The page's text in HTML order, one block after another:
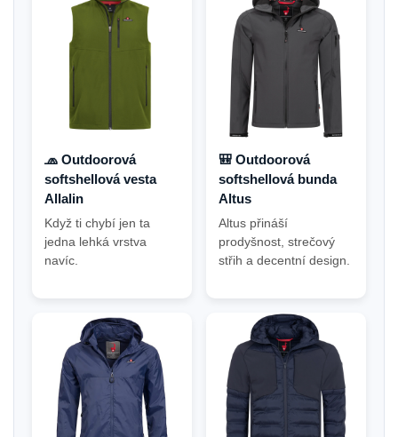
🧢 Outdoorová
softshellová vesta
Allalin
Když ti chybí jen ta
jedna lehká vrstva
navíc.
🎒 Outdoorová
softshellová bunda
Altus
Altus přináší
prodyšnost, strečový
střih a decentní design.